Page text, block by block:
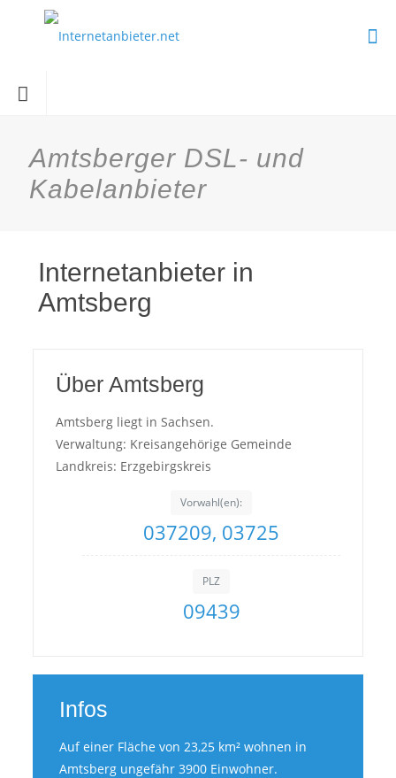
Amtsberger DSL- und
Kabelanbieter
Internetanbieter in
Amtsberg
Über Amtsberg
Amtsberg liegt in Sachsen.
Verwaltung: Kreisangehörige Gemeinde
Landkreis: Erzgebirgskreis
Vorwahl(en):
037209, 03725
PLZ
09439
Infos
Auf einer Fläche von 23,25 km² wohnen in
Amtsberg ungefähr 3900 Einwohner.